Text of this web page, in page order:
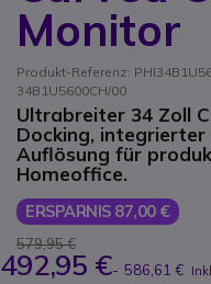
Monitor
Produkt-Referenz:
34B1U5600CH/00
Ultrabreiter 34 Zoll
Docking,
Auflösung für
Homeoffice.
ERSPARNIS 87,00 €
579,95 €
492,95 €- 586,61 €